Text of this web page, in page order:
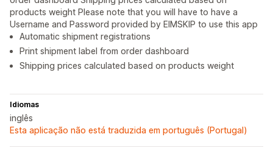
products weight Please note that you will have to have a
Username and Password provided by EIMSKIP to use this app
Automatic shipment registrations
Print shipment label from order dashboard
Shipping prices calculated based on products weight
Idiomas
inglês
Esta aplicação não está traduzida em português (Portugal)